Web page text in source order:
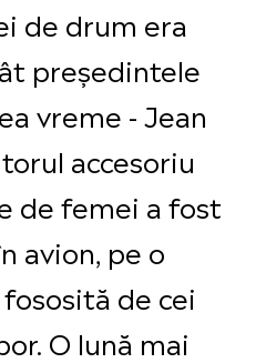
de drum era
președintele
vreme - Jean
accesoriu
de femei a fost
avion, pe o
de cei
O lună mai